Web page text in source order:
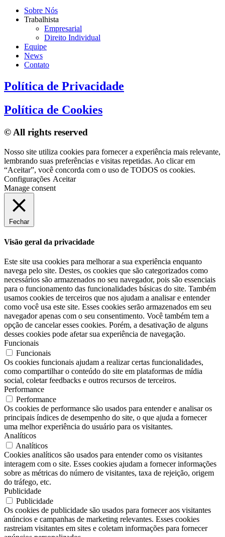
Sobre Nós
Trabalhista
Empresarial
Direito Individual
Equipe
News
Contato
Política de Privacidade
Política de Cookies
© All rights reserved
Nosso site utiliza cookies para fornecer a experiência mais relevante,
lembrando suas preferências e visitas repetidas. Ao clicar em
“Aceitar”, você concorda com o uso de TODOS os cookies.
Configurações Aceitar
Manage consent
Fechar
Visão geral da privacidade
Este site usa cookies para melhorar a sua experiência enquanto
navega pelo site. Destes, os cookies que são categorizados como
necessários são armazenados no seu navegador, pois são essenciais
para o funcionamento das funcionalidades básicas do site. Também
usamos cookies de terceiros que nos ajudam a analisar e entender
como você usa este site. Esses cookies serão armazenados em seu
navegador apenas com o seu consentimento. Você também tem a
opção de cancelar esses cookies. Porém, a desativação de alguns
desses cookies pode afetar sua experiência de navegação.
Funcionais
Funcionais
Os cookies funcionais ajudam a realizar certas funcionalidades,
como compartilhar o conteúdo do site em plataformas de mídia
social, coletar feedbacks e outros recursos de terceiros.
Performance
Performance
Os cookies de performance são usados ​​para entender e analisar os
principais índices de desempenho do site, o que ajuda a fornecer
uma melhor experiência do usuário para os visitantes.
Analíticos
Analíticos
Cookies analíticos são usados ​​para entender como os visitantes
interagem com o site. Esses cookies ajudam a fornecer informações
sobre as métricas do número de visitantes, taxa de rejeição, origem
do tráfego, etc.
Publicidade
Publicidade
Os cookies de publicidade são usados ​​para fornecer aos visitantes
anúncios e campanhas de marketing relevantes. Esses cookies
rastreiam visitantes em sites e coletam informações para fornecer